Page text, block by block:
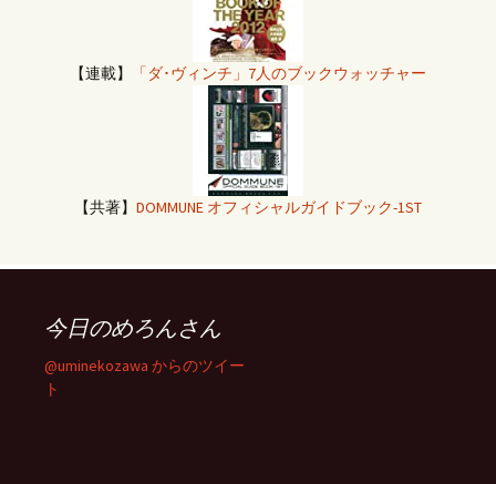
【連載】 「ダ･ヴィンチ」7人のブックウォッチャー
【共著】 DOMMUNE オフィシャルガイドブック-1ST
今日のめろんさん
@uminekozawa からのツイー
ト